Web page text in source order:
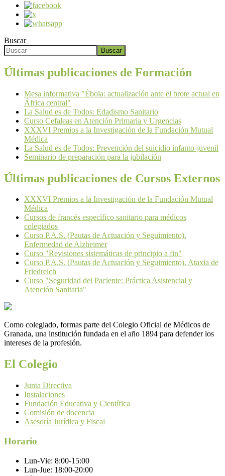
Buscar
Buscar
Últimas publicaciones de Formación
Mesa informativa "Ébola: actualización ante el brote actual en
África central"
La Salud es de Todos: Edadismo Sanitario
Curso Cefaleas en Atención Primaria y Urgencias
XXXVI Premios a la Investigación de la Fundación Mutual
Médica
La Salud es de Todos: Prevención del suicidio infanto-juvenil
Seminario de preparación para la jubilación
Últimas publicaciones de Cursos Externos
XXXVI Premios a la Investigación de la Fundación Mutual
Médica
Cursos de francés específico sanitario para médicos
colegiados
Curso P.A.S. (Pautas de Actuación y Seguimiento).
Enfermedad de Alzheimer
Curso "Revisiones sistemáticas de principio a fin"
Curso P.A.S. (Pautas de Actuación y Seguimiento). Ataxia de
Friedreich
Curso "Seguridad del Paciente: Práctica Asistencial y
Atención Sanitaria"
Como colegiado, formas parte del Colegio Oficial de Médicos de
Granada, una institución fundada en el año 1894 para defender los
intereses de la profesión.
El Colegio
Junta Directiva
Instalaciones
Fundación Educativa y Científica
Comisión de docencia
Asesoría Jurídica y Fiscal
Horario
Lun-Vie: 8:00-15:00
Lun-Jue: 18:00-20:00